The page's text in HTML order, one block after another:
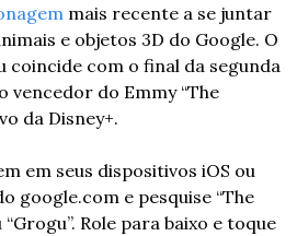
mais recente a se juntar
e objetos 3D do Google. O
coincide com o final da segunda
vencedor do Emmy “The
da Disney+.
em seus dispositivos iOS ou
google.com e pesquise “The
“Grogu”. Role para baixo e toque